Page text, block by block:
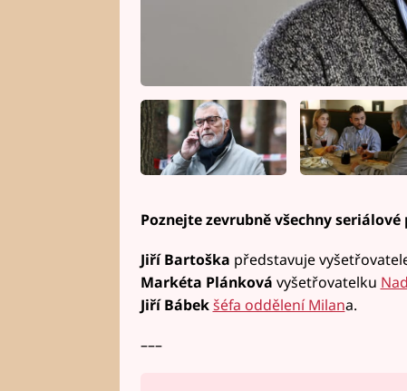
Poznejte zevrubně všechny seriálové
Jiří Bartoška představuje
Markéta Plánková vyšetřovatelku
Jiří Bábek šéfa oddělení Milana.
–––